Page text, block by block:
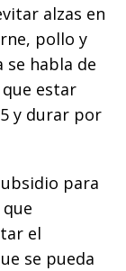
alzas en
pollo y
habla de
estar
y durar por
para
el
se pueda